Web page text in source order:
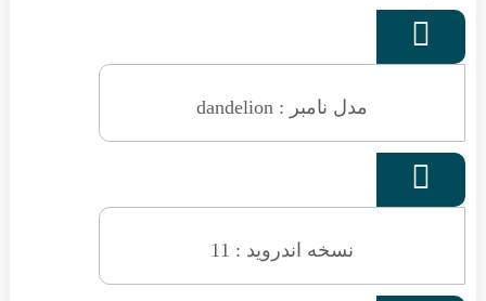

مدل نامبر : dandelion

نسخه اندروید : 11